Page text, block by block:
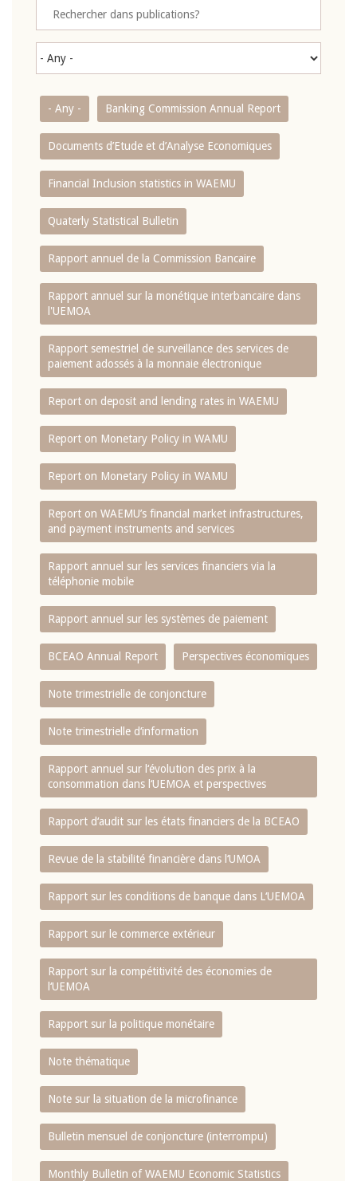
- Any - Banking Commission Annual Report
Documents d’Etude et d’Analyse Economiques
Financial Inclusion statistics in WAEMU
Quaterly Statistical Bulletin
Rapport annuel de la Commission Bancaire
Rapport annuel sur la monétique interbancaire dans
l'UEMOA
Rapport semestriel de surveillance des services de
paiement adossés à la monnaie électronique
Report on deposit and lending rates in WAEMU
Report on Monetary Policy in WAMU
Report on Monetary Policy in WAMU
Report on WAEMU’s financial market infrastructures,
and payment instruments and services
Rapport annuel sur les services financiers via la
téléphonie mobile
Rapport annuel sur les systèmes de paiement
BCEAO Annual Report Perspectives économiques
Note trimestrielle de conjoncture
Note trimestrielle d‘information
Rapport annuel sur l‘évolution des prix à la
consommation dans l‘UEMOA et perspectives
Rapport d‘audit sur les états financiers de la BCEAO
Revue de la stabilité financière dans l‘UMOA
Rapport sur les conditions de banque dans L‘UEMOA
Rapport sur le commerce extérieur
Rapport sur la compétitivité des économies de
l‘UEMOA
Rapport sur la politique monétaire
Note thématique
Note sur la situation de la microfinance
Bulletin mensuel de conjoncture (interrompu)
Monthly Bulletin of WAEMU Economic Statistics